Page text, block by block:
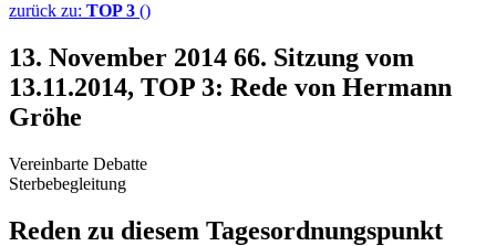
zurück zu: TOP 3 ()
13. November 2014 66. Sitzung vom
13.11.2014, TOP 3: Rede von Hermann
Gröhe
Vereinbarte Debatte
Sterbebegleitung
Reden zu diesem Tagesordnungspunkt